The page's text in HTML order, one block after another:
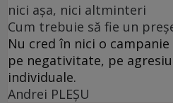
nici așa, nici altminteri
Cum trebuie să fie un
Nu cred în nici o
pe negativitate, pe
individuale.
Andrei PLEŞU